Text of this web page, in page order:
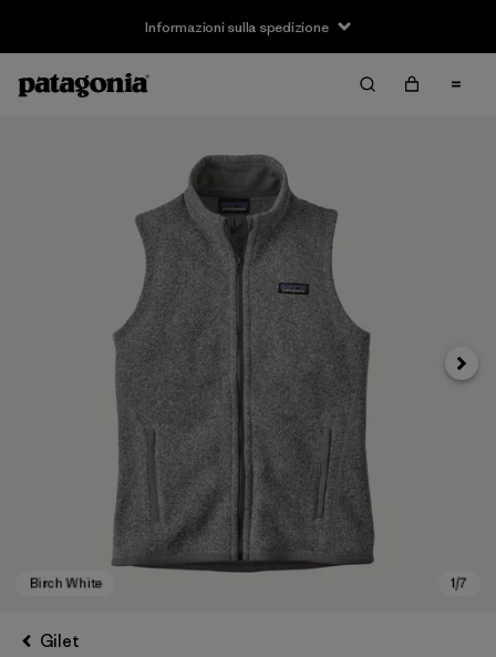
Informazioni sulla spedizione
Avanti
Gilet